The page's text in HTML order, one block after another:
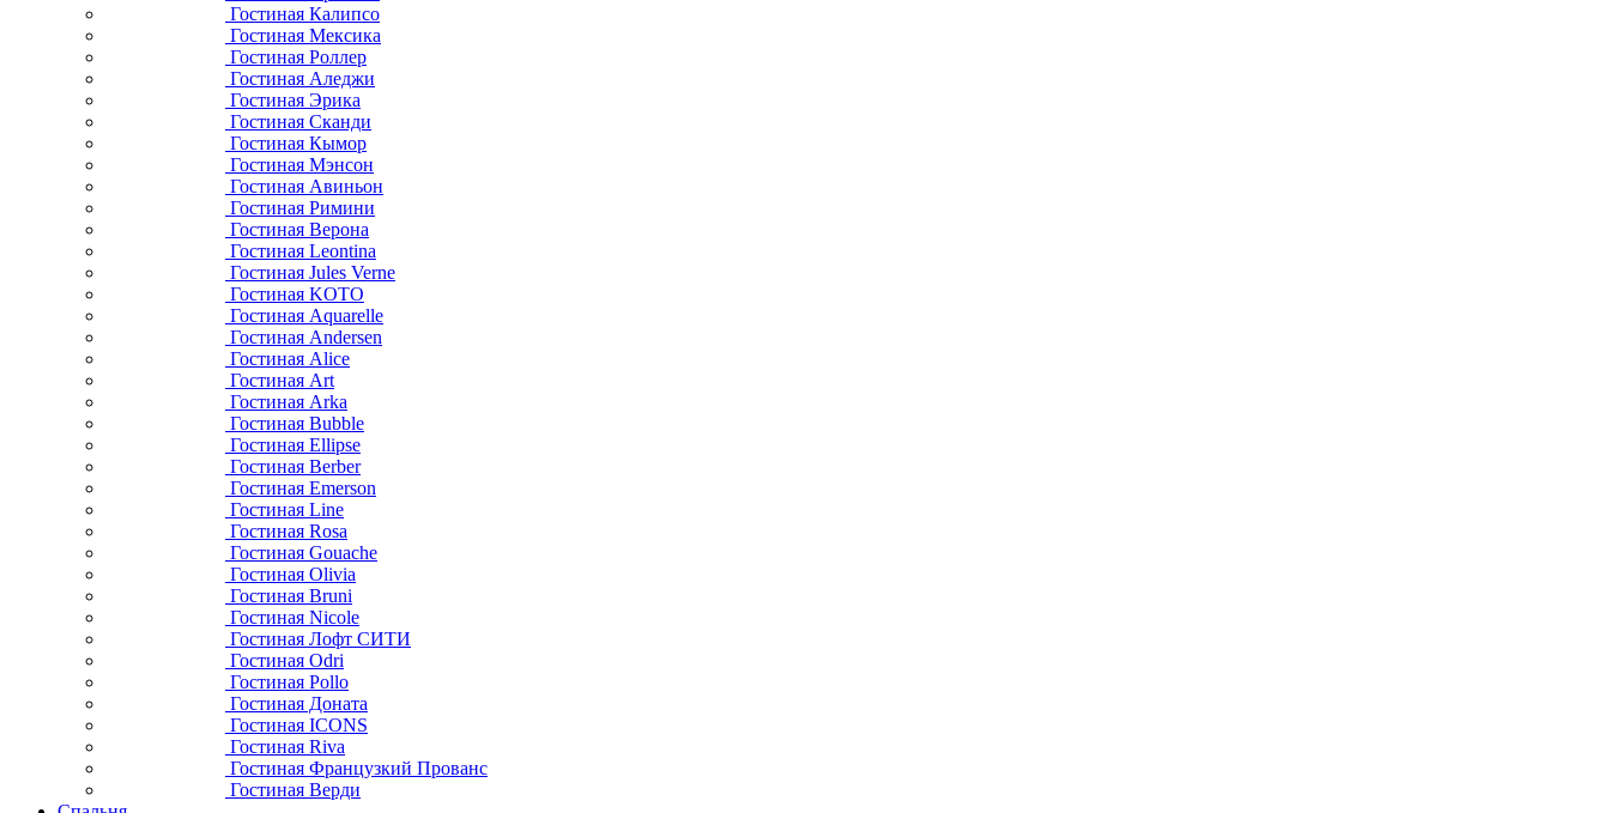
Гостиная Калипсо
Гостиная Мексика
Гостиная Роллер
Гостиная Аледжи
Гостиная Эрика
Гостиная Сканди
Гостиная Кымор
Гостиная Мэнсон
Гостиная Авиньон
Гостиная Римини
Гостиная Верона
Гостиная Leontina
Гостиная Jules Verne
Гостиная KOTO
Гостиная Aquarelle
Гостиная Andersen
Гостиная Alice
Гостиная Art
Гостиная Arka
Гостиная Bubble
Гостиная Ellipse
Гостиная Berber
Гостиная Emerson
Гостиная Line
Гостиная Rosa
Гостиная Gouache
Гостиная Olivia
Гостиная Bruni
Гостиная Nicole
Гостиная Лофт СИТИ
Гостиная Odri
Гостиная Pollo
Гостиная Доната
Гостиная ICONS
Гостиная Riva
Гостиная Французкий Прованс
Гостиная Верди